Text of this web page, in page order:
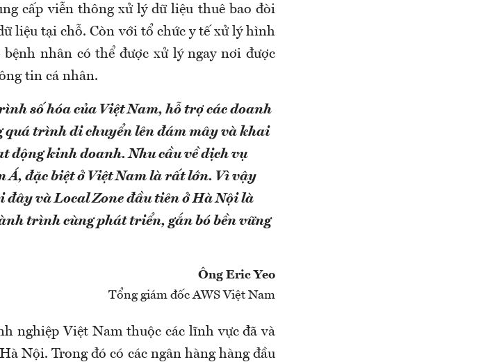
cấp viễn thông xử lý dữ liệu thuê bao đòi
liệu tại chỗ. Còn với tổ chức y tế xử lý hình
nhân có thể được xử lý ngay nơi được
tin cá nhân.
số hóa của Việt Nam, hỗ trợ các doanh
quá trình di chuyển lên đám mây và khai
động kinh doanh. Nhu cầu về dịch vụ
đặc biệt ở Việt Nam là rất lớn. Vì vậy
đây và Local Zone đầu tiên ở Hà Nội là
trình cùng phát triển, gắn bó bền vững
Ông Eric Yeo
Tổng giám đốc AWS Việt Nam
nghiệp Việt Nam thuộc các lĩnh vực đã và
Nội. Trong đó có các ngân hàng hàng đầu